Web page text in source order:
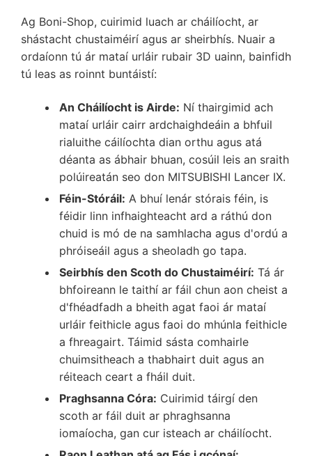
Ag Boni-Shop, cuirimid luach ar cháilíocht, ar
shástacht chustaiméirí agus ar sheirbhís. Nuair a
ordaíonn tú ár mataí urláir rubair 3D uainn, bainfidh
tú leas as roinnt buntáistí:
An Cháilíocht is Airde: Ní thairgimid ach
mataí urláir cairr ardchaighdeáin a bhfuil
rialuithe cáilíochta dian orthu agus atá
déanta as ábhair bhuan, cosúil leis an sraith
polúireatán seo don MITSUBISHI Lancer IX.
Féin-Stóráil: A bhuí lenár stórais féin, is
féidir linn infhaighteacht ard a ráthú don
chuid is mó de na samhlacha agus d'ordú a
phróiseáil agus a sheoladh go tapa.
Seirbhís den Scoth do Chustaiméirí: Tá ár
bhfoireann le taithí ar fáil chun aon cheist a
d'fhéadfadh a bheith agat faoi ár mataí
urláir feithicle agus faoi do mhúnla feithicle
a fhreagairt. Táimid sásta comhairle
chuimsitheach a thabhairt duit agus an
réiteach ceart a fháil duit.
Praghsanna Córa: Cuirimid táirgí den
scoth ar fáil duit ar phraghsanna
iomaíocha, gan cur isteach ar cháilíocht.